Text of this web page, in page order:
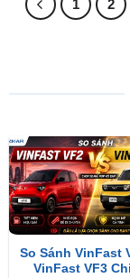
1 2
So Sánh VinFast
VinFast VF3